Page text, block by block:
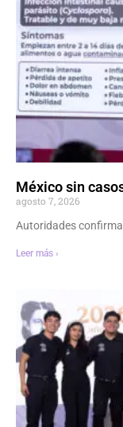
México sin
agosto 7, 2026
Autoridades
Leer más ›